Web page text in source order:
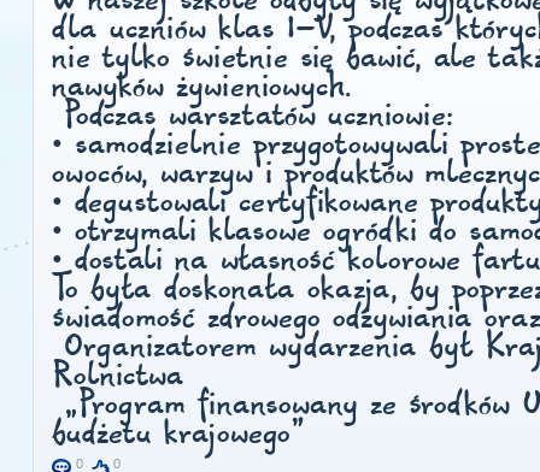
dla uczniów klas I–V, podczas
nie tylko świetnie się bawić, ale
nawyków żywieniowych.
Podczas warsztatów uczniowie:
• samodzielnie przygotowywali
owoców, warzyw i produktów
• degustowali certyfikowane
• otrzymali klasowe ogródki do
• dostali na własność kolorowe
To była doskonała okazja, by
świadomość zdrowego odżywiania
Organizatorem wydarzenia był
Rolnictwa
„Program finansowany ze środków
budżetu krajowego”
0 0